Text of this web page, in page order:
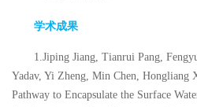
学术成果
1.Jiping Jiang, Tianrui Pang,
Yadav, Yi Zheng, Min Chen, Hongliang
Pathway to Encapsulate the Surface